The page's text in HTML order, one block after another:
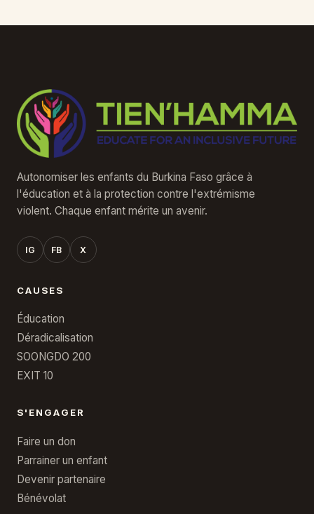
Autonomiser les enfants du Burkina Faso grâce à
l'éducation et à la protection contre l'extrémisme
violent. Chaque enfant mérite un avenir.
IG FB X
CAUSES
Éducation
Déradicalisation
SOONGDO 200
EXIT 10
S'ENGAGER
Faire un don
Parrainer un enfant
Devenir partenaire
Bénévolat